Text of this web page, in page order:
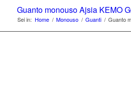
Guanto monouso Ajsia KEMO
Sei in: Home / Monouso / Guanti / Guanto